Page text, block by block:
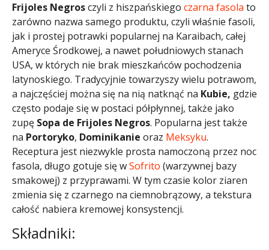
Frijoles Negrosczyli z hiszpańskiego czarna fasola to
zarówno nazwa samego produktu, czyli właśnie fasoli,
jak i prostej potrawki popularnej na Karaibach, całej
Ameryce Środkowej, a nawet południowych stanach
USA, w których nie brak mieszkańców pochodzenia
latynoskiego. Tradycyjnie towarzyszy wielu potrawom,
a najczęściej można się na nią natknąć na Kubie, gdzie
często podaje się w postaci półpłynnej, także jako
zupę Sopa de Frijoles Negros. Popularna jest także
na Portoryko, Dominikanie oraz Meksyku.
Receptura jest niezwykle prosta namoczoną przez noc
fasola, długo gotuje się wSofrito (warzywnej bazy
smakowej) z przyprawami. W tym czasie kolor ziaren
zmienia się z czarnego na ciemnobrązowy, a tekstura
całość nabiera kremowej konsystencji.​
Składniki: